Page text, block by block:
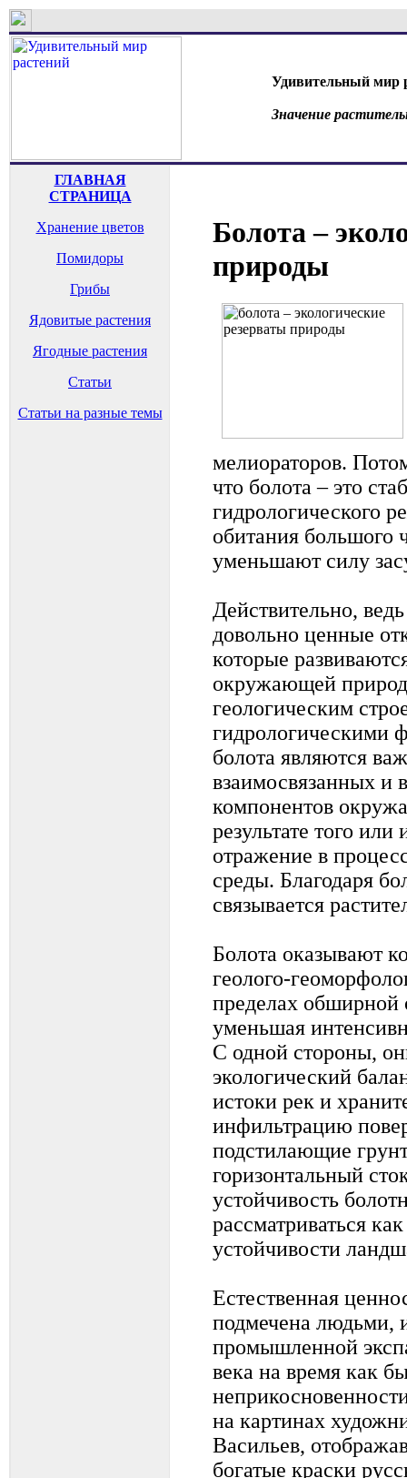
Удивительный мир
Значение
ГЛАВНАЯ
СТРАНИЦА
Хранение цветов
Помидоры
Грибы
Ядовитые растения
Ягодные растения
Статьи
Статьи на разные темы
Болота –
природы
мелиораторов.
что болота – это
гидрологического
обитания большого
уменьшают силу
Действительно,
довольно ценные
которые
окружающей
геологическим
гидрологическими
болота являются
взаимосвязанных и
компонентов
результате того или
отражение в
среды. Благодаря
связывается
Болота оказывают
геолого-
пределах
уменьшая
С одной стороны,
экологический
истоки рек и
инфильтрацию
подстилающие
горизонтальный
устойчивость
рассматриваться
устойчивости
Естественная
подмечена людьми,
промышленной
века на время как
на картинах
Васильев,
богатые краски